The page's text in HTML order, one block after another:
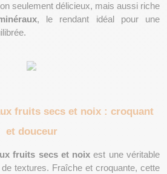
seulement délicieux, mais aussi riche
, le rendant idéal pour une
fruits secs et noix : croquant
et douceur
fruits secs et noix est une véritable